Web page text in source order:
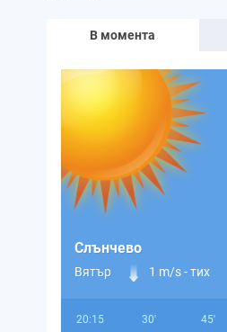
В момента
Слънчево
Вятър 1 m/s -тих
20:15 30' 45'